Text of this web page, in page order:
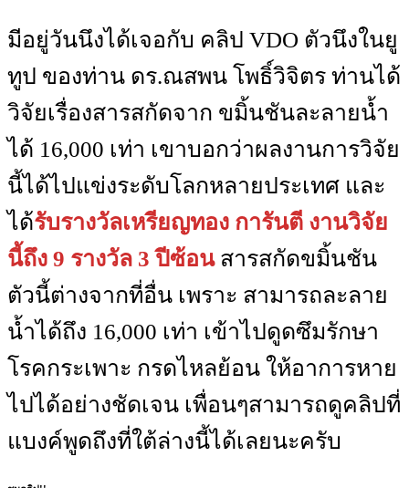
มีอยู่วันนึงได้เจอกับ คลิป VDO ตัวนึงในยู
ทูป ของท่าน ดร.ณสพน โพธิ์วิจิตร ท่านได้
วิจัยเรื่องสารสกัดจาก ขมิ้นชันละลายน้ำ
ได้ 16,000 เท่า เขาบอกว่าผลงานการวิจัย
นี้ได้ไปแข่งระดับโลกหลายประเทศ และ
ได้รับรางวัลเหรียญทอง การันตี งานวิจัย
นี้ถึง 9 รางวัล 3 ปีซ้อนสารสกัดขมิ้นชัน
ตัวนี้ต่างจากที่อื่น เพราะ สามารถละลาย
น้ำได้ถึง 16,000 เท่า เข้าไปดูดซึมรักษา
โรคกระเพาะ กรดไหลย้อน ให้อาการหาย
ไปได้อย่างชัดเจน เพื่อนๆสามารถดูคลิปที่
แบงค์พูดถึงที่ใต้ล่างนี้ได้เลยนะครับ